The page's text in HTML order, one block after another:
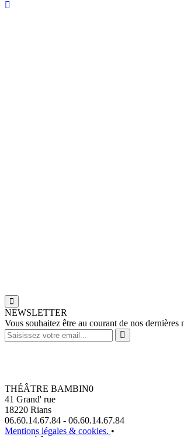
NEWSLETTER
Vous souhaitez être au courant de nos
THÉÂTRE BAMBIN0
41 Grand' rue
18220 Rians
06.60.14.67.84 - 06.60.14.67.84
Mentions légales & cookies. •